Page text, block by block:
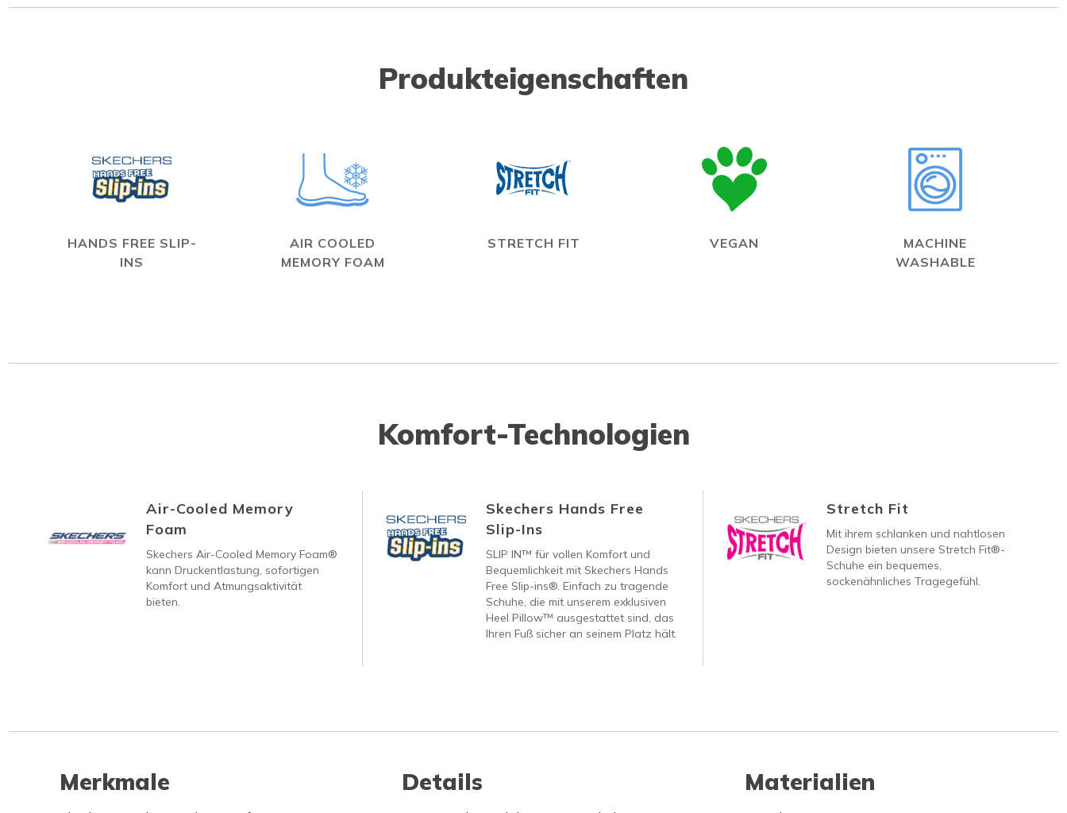
Produkteigenschaften
HANDS FREE SLIP-
INS
AIR COOLED
MEMORY FOAM
STRETCH FIT VEGAN
MACHINE
WASHABLE
Komfort-Technologien
Air-Cooled Memory
Foam
Skechers Air-Cooled Memory Foam®
kann Druckentlastung, sofortigen
Komfort und Atmungsaktivität
bieten.
Skechers Hands Free
Slip-Ins
SLIP IN™ für vollen Komfort und
Bequemlichkeit mit Skechers Hands
Free Slip-ins®. Einfach zu tragende
Schuhe, die mit unserem exklusiven
Heel Pillow™ ausgestattet sind, das
Ihren Fuß sicher an seinem Platz hält.
Stretch Fit
Mit ihrem schlanken und nahtlosen
Design bieten unsere Stretch Fit®-
Schuhe ein bequemes,
sockenähnliches Tragegefühl.
Merkmale Details Materialien